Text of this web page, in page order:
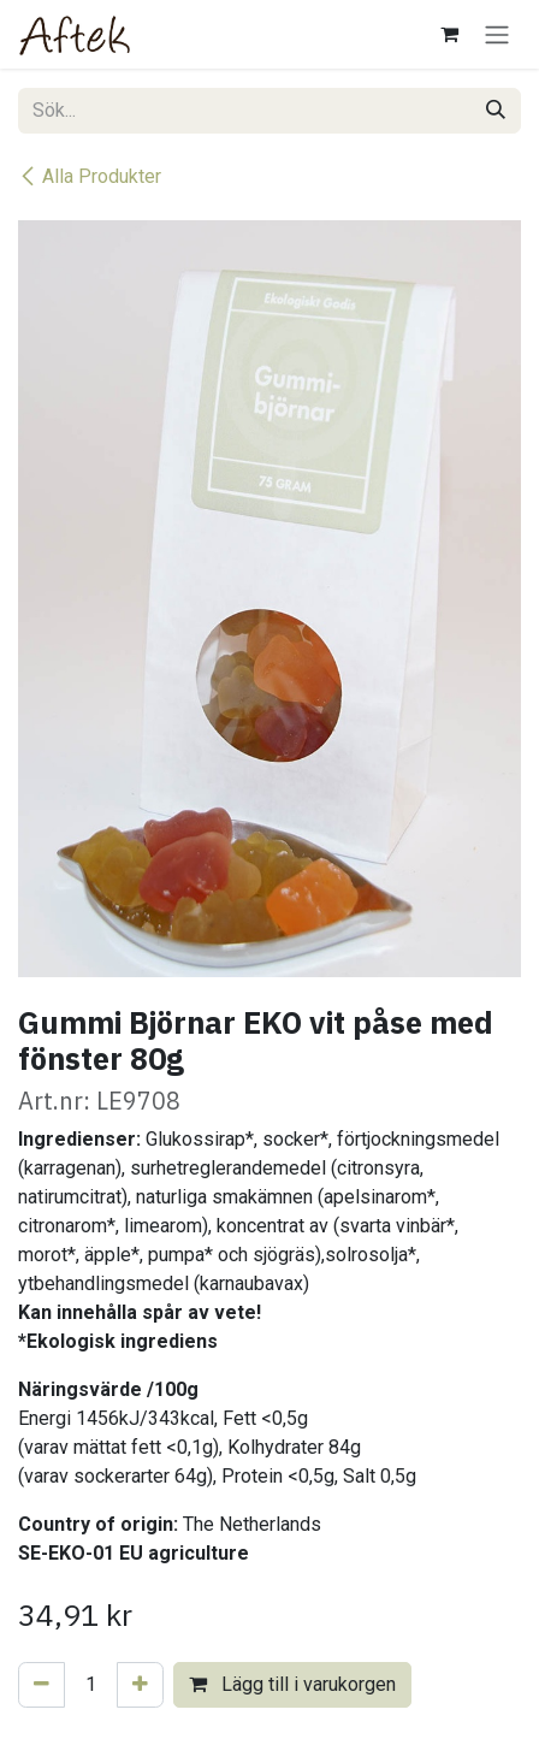
Hoppa till innehåll
Alla Produkter
Gummi Björnar EKO vit påse med
fönster 80g
Art.nr: LE9708
Ingredienser: Glukossirap*, socker*, förtjockningsmedel
(karragenan), surhetreglerandemedel (citronsyra,
natirumcitrat), naturliga smakämnen (apelsinarom*,
citronarom*, limearom), koncentrat av (svarta vinbär*,
morot*, äpple*, pumpa* och sjögräs),solrosolja*,
ytbehandlingsmedel (karnaubavax)
Kan innehålla spår av vete!
*Ekologisk ingrediens
Näringsvärde /100g
Energi 1456kJ/343kcal, Fett <0,5g
(varav mättat fett <0,1g), Kolhydrater 84g
(varav sockerarter 64g), Protein <0,5g, Salt 0,5g
Country of origin: The Netherlands
SE-EKO-01 EU agriculture
34,91 kr
Lägg till i varukorgen